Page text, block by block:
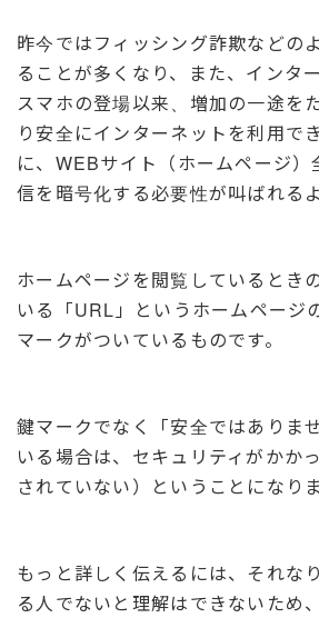
昨今ではフィッシング詐欺などの
ることが多くなり、また、インタ
スマホの登場以来、増加の一途を
り安全にインターネットを利用で
に、WEBサイト（ホームページ）
信を暗号化する必要性が叫ばれる
ホームページを閲覧しているとき
いる「URL」というホームページ
マークがついているものです。
鍵マークでなく「安全ではありま
いる場合は、セキュリティがかか
されていない）ということになりま
もっと詳しく伝えるには、それな
る人でないと理解はできないため